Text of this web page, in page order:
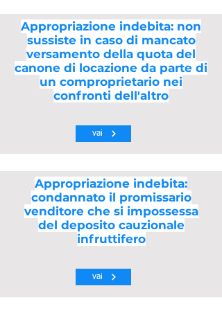
Appropriazione indebita: non
sussiste in caso di mancato
versamento della quota del
canone di locazione da parte di
un comproprietario nei
confronti dell'altro
vai
Appropriazione indebita:
condannato il promissario
venditore che si impossessa
del deposito cauzionale
infruttifero
vai